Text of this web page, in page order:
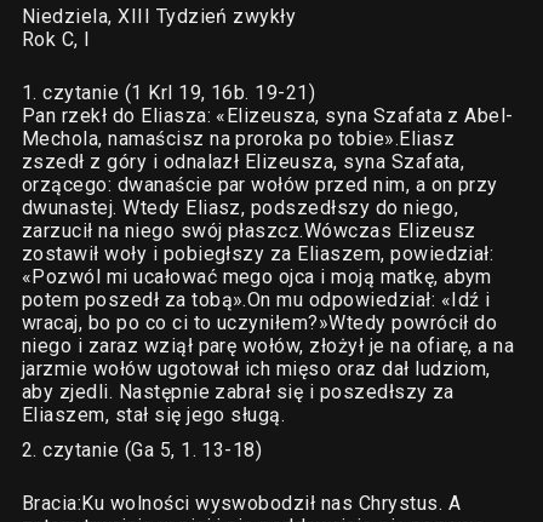
Niedziela, XIII Tydzień zwykły
Rok C, I
1. czytanie (1 Krl 19, 16b. 19-21)
Pan rzekł do Eliasza: «Elizeusza, syna Szafata z Abel-
Mechola, namaścisz na proroka po tobie».Eliasz
zszedł z góry i odnalazł Elizeusza, syna Szafata,
orzącego: dwanaście par wołów przed nim, a on przy
dwunastej. Wtedy Eliasz, podszedłszy do niego,
zarzucił na niego swój płaszcz.Wówczas Elizeusz
zostawił woły i pobiegłszy za Eliaszem, powiedział:
«Pozwól mi ucałować mego ojca i moją matkę, abym
potem poszedł za tobą».On mu odpowiedział: «Idź i
wracaj, bo po co ci to uczyniłem?»Wtedy powrócił do
niego i zaraz wziął parę wołów, złożył je na ofiarę, a na
jarzmie wołów ugotował ich mięso oraz dał ludziom,
aby zjedli. Następnie zabrał się i poszedłszy za
Eliaszem, stał się jego sługą.
2. czytanie (Ga 5, 1. 13-18)
Bracia:Ku wolności wyswobodził nas Chrystus. A